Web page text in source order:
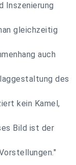
Inszenierung
gleichzeitig
auch
des
kein Kamel,
Bild ist der